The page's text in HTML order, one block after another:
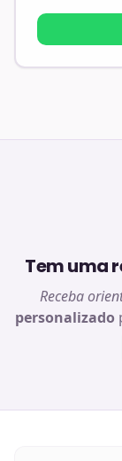
Tem uma
Receba
personalizado